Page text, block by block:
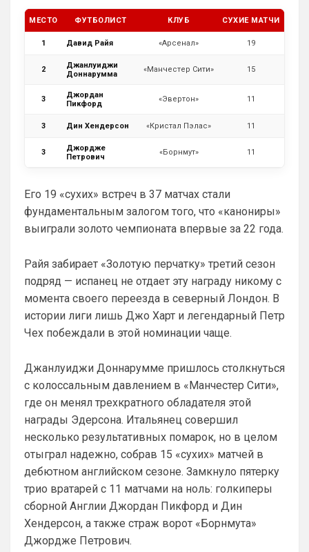
МЕСТО ФУТБОЛИСТ КЛУБ СУХИЕ МАТЧИ
1 Давид Райя «Арсенал» 19
2
Джанлуиджи
Доннарумма
«Манчестер Сити» 15
3
Джордан
Пикфорд
«Эвертон» 11
3 Дин Хендерсон «Кристал Пэлас» 11
3
Джордже
Петрович
«Борнмут» 11
Его 19 «сухих» встреч в 37 матчах стали
фундаментальным залогом того, что «канониры»
выиграли золото чемпионата впервые за 22 года.
Райя забирает «Золотую перчатку» третий сезон
подряд — испанец не отдает эту награду никому с
момента своего переезда в северный Лондон. В
истории лиги лишь Джо Харт и легендарный Петр
Чех побеждали в этой номинации чаще.
Джанлуиджи Доннарумме пришлось столкнуться
с колоссальным давлением в «Манчестер Сити»,
где он менял трехкратного обладателя этой
награды Эдерсона. Итальянец совершил
несколько результативных помарок, но в целом
отыграл надежно, собрав 15 «сухих» матчей в
дебютном английском сезоне. Замкнуло пятерку
трио вратарей с 11 матчами на ноль: голкиперы
сборной Англии Джордан Пикфорд и Дин
Хендерсон, а также страж ворот «Борнмута»
Джордже Петрович.
Britball• 01:50
Пацаны, будет время поставьте в
профиле любимый клуб, если еще не
комментах. Писать с большой буквы, без
всяких лишних знаков: Челси
Аристократ• 01:51
Конечно будет занятно , если Ямалю
• 01:57
Ааа, Кибер это ты , я только щас догнал про
Ответ для Britball
Пацаны, будет время поставьте в профиле
будет отображаться в комментах. Писать с
Не хочу, я может ещё подумаю и
Барбилону к примеру поставлю или
Баварку. ))
Ответ для SkyNet
к примеру поставлю или Баварку. ))
пока только Челси работает у нас. Я еще
не все настроил, можешь даже шпор
поставить, лого не высветится)
Deep_Blue• 12:07
Ответ для Аристократ
Конечно будет занятно , если Ямалю дадут
ЗМ, а не Кейну
А за что Кейну? Оба главных турнира,